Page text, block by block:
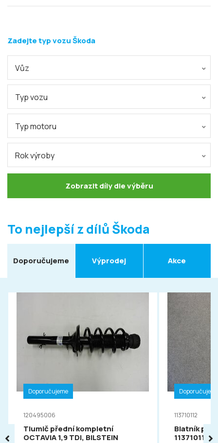
Zadejte typ vozu Škoda
Vůz
Typ vozu
Typ motoru
Rok výroby
Zobrazit díly dle výběru
To nejlepší z dílů Škoda
Doporučujeme Výprodej Akce
Doporučujeme
120495006
Tlumič přední kompletní
OCTAVIA 1,9 TDI, BILSTEIN
113710112
Blatník
113710112